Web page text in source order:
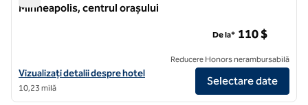
Minneapolis, centrul orașului
Vizualizați detaliile hotelului DoubleTree Suites by Hilton
Vizualizați detalii despre hotel
10,23 milă
De la* 110 $
Reducere Honors nerambursabilă
Selectare date
1/12